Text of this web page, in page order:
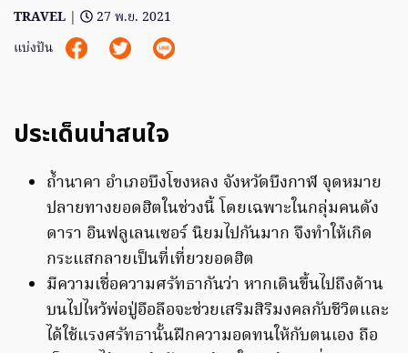
TRAVEL |
27 พ.ย. 2021
แบ่งปัน
ประเด็นน่าสนใจ
ถ้ำนาคา อำเภอบึงโขงหลง จังหวัดบึงกาฬ จุดหมาย
ปลายทางยอดฮิตในช่วงนี้ โดยเฉพาะในกลุ่มคนดัง
ดารา อินฟลูเลนเซอร์ นิยมไปกันมาก จึงทำให้เกิด
กระแสกลายเป็นที่เที่ยวยอดฮิต
มีความเชื่อความศรัทธากันว่า หากเดินขึ้นไปถึงด้าน
บนไปไหว้พ่อปู่อือลือจะช่วยเสริมสิริมงคลกับชีวิตและ
ได้ใช้แรงศรัทธานั้นฝึกความอดทนให้กับตนเอง ถือ